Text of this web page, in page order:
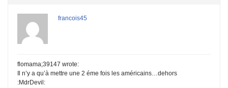
francois45
flomama;39147 wrote:
Il n’y a qu’à mettre une 2 éme fois les américains…dehors
:MdrDevil: